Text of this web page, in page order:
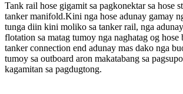
Tank rail hose gigamit sa pagkonektar sa hose
tanker manifold.Kini nga hose adunay gamay
tunga diin kini moliko sa tanker rail, nga
flotation sa matag tumoy nga naghatag og
tanker connection end adunay mas dako nga
tumoy sa outboard aron makatabang sa
kagamitan sa pagdugtong.